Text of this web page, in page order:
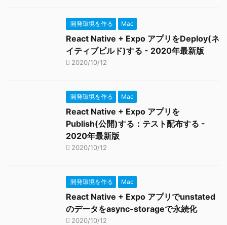
開発環境を作る Mac
React Native + Expo アプリをDeploy(ネ
イティブビルド)する - 2020年最新版
2020/10/12
開発環境を作る Mac
React Native + Expo アプリを
Publish(公開)する：テスト配布する -
2020年最新版
2020/10/12
開発環境を作る Mac
React Native + Expo アプリでunstated
のデータをasync-storageで永続化
2020/10/12